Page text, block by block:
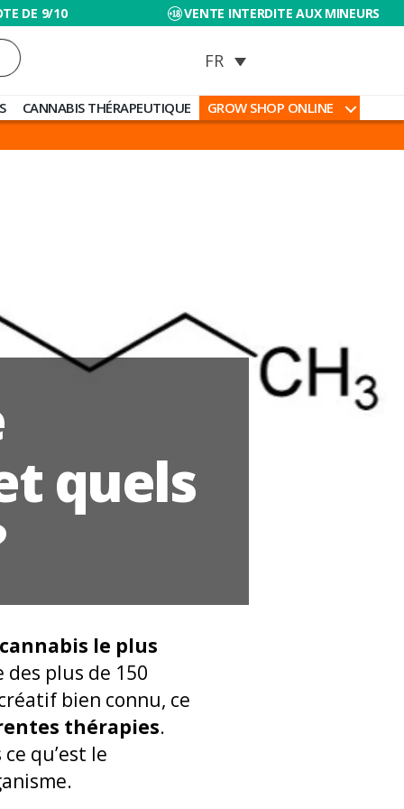
DE 9/10 VENTE INTERDITE AUX MINEURS
CANNABIS THÉRAPEUTIQUE GROW SHOP ONLINE
quels
le plus
plus de 150
bien connu, ce
thérapies.
qu’est le